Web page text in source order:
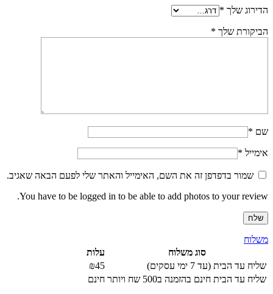
הדירוג שלך *
הביקורת שלך *
שם *
אימייל *
שמור בדפדפן זה את השם, האימייל והאתר שלי לפעם הבאה שאגיב.
You have to be logged in to be able to add photos to your review.
משלוח
סוג משלוח
עלות
שליח עד הבית (עד 7 ימי עסקים)
₪45
שליח עד הבית חינם בהזמנה ב500 שח ויותר
חינם